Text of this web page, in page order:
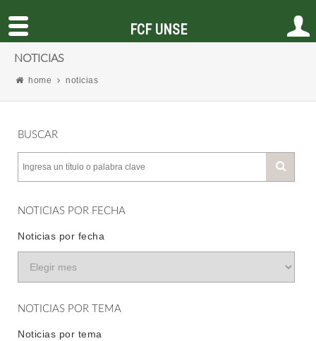
NOTICIAS
home noticias
BUSCAR
NOTICIAS POR FECHA
Noticias por fecha
NOTICIAS POR TEMA
Noticias por tema
FCF UNSE